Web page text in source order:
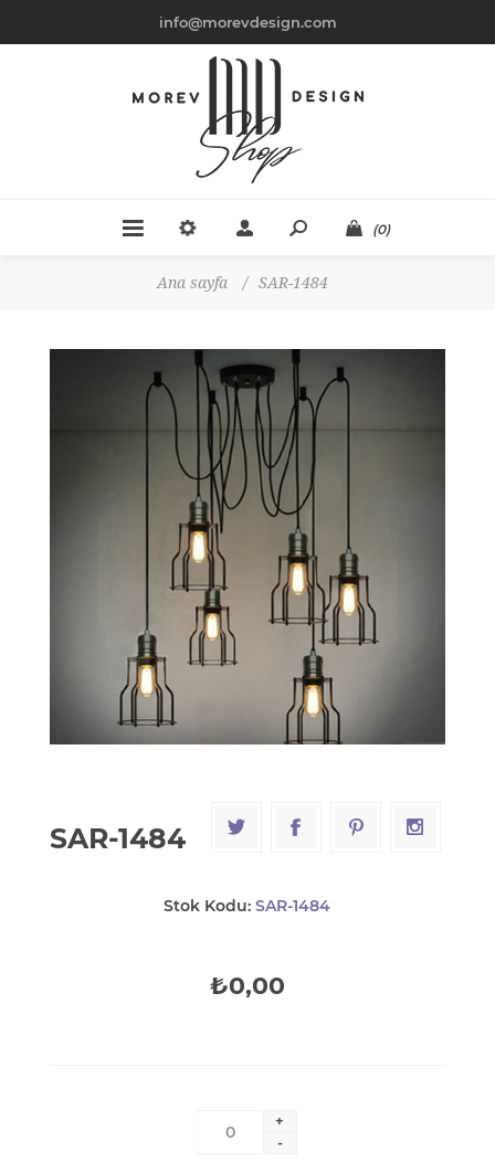
info@morevdesign.com
(0)
Ana sayfa / SAR-1484
SAR-1484
Stok Kodu: SAR-1484
₺0,00
+
-